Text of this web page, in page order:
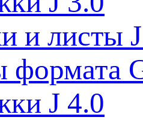
и листы
формата
J 4.0